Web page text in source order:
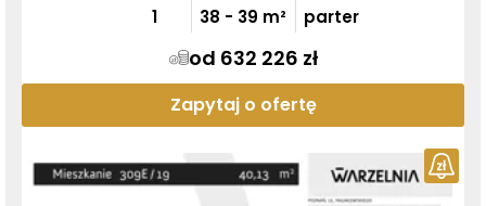
1
38 - 39 m²
parter
od 632 226 zł
Zapytaj o ofertę